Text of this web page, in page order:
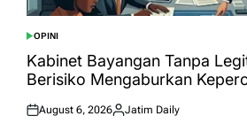
POSTED
IN
OPINI
Kabinet Bayangan Tanpa
Berisiko Mengaburkan
Posted
August 6, 2026
Posted
Jatim Daily